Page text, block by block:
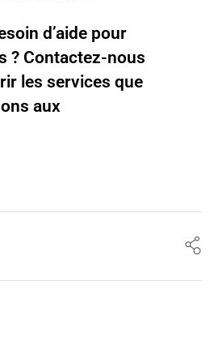
d’aide pour
? Contactez-nous
les services que
aux